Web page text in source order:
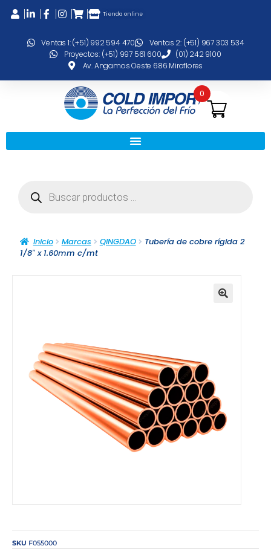
Ventas 1: (+51) 992 594 470
Ventas 2: (+51) 967 303 534
Proyectos: (+51) 997 561 600
(01) 242 9100
Av. Angamos Oeste 686 Miraflores
Tienda online
Inicio Marcas QINGDAO
Tubería de cobre rígida 2
1/8″ x 1.60mm c/mt
SKU F055000
0